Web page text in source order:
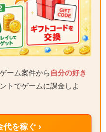
ーム案件から 自分の好き
トでゲームに課金しよ
を稼ぐ ›